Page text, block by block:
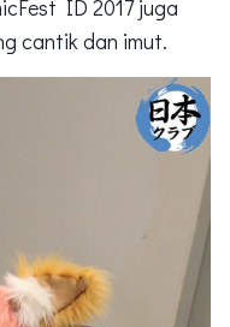
ID 2017 juga
cantik dan imut.